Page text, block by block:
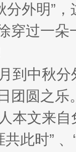
分外明”
穿过一
到中秋
团圆之乐
本文来
此时”